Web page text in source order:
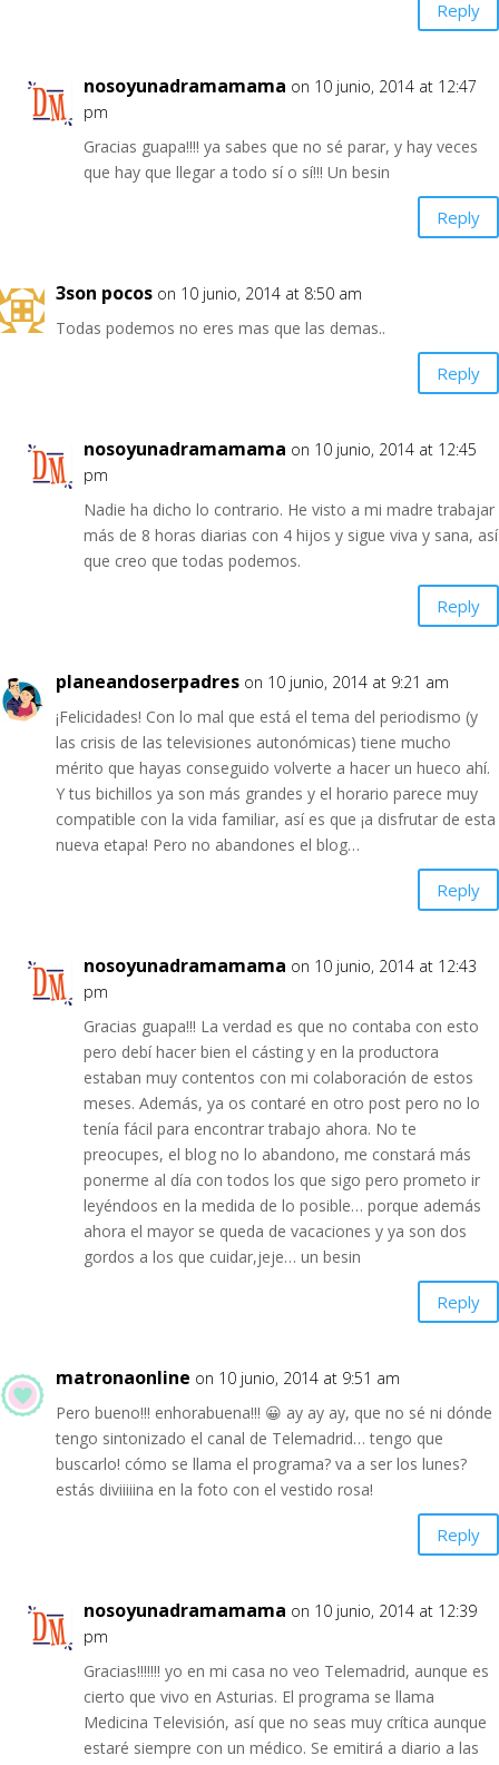
Reply
nosoyunadramamama on 10 junio, 2014 at 12:47
pm
Gracias guapa!!!! ya sabes que no sé parar, y hay veces
que hay que llegar a todo sí o sí!!! Un besin
Reply
3son pocos on 10 junio, 2014 at 8:50 am
Todas podemos no eres mas que las demas..
Reply
nosoyunadramamama on 10 junio, 2014 at 12:45
pm
Nadie ha dicho lo contrario. He visto a mi madre trabajar
más de 8 horas diarias con 4 hijos y sigue viva y sana, así
que creo que todas podemos.
Reply
planeandoserpadres on 10 junio, 2014 at 9:21 am
¡Felicidades! Con lo mal que está el tema del periodismo (y
las crisis de las televisiones autonómicas) tiene mucho
mérito que hayas conseguido volverte a hacer un hueco ahí.
Y tus bichillos ya son más grandes y el horario parece muy
compatible con la vida familiar, así es que ¡a disfrutar de esta
nueva etapa! Pero no abandones el blog…
Reply
nosoyunadramamama on 10 junio, 2014 at 12:43
pm
Gracias guapa!!! La verdad es que no contaba con esto
pero debí hacer bien el cásting y en la productora
estaban muy contentos con mi colaboración de estos
meses. Además, ya os contaré en otro post pero no lo
tenía fácil para encontrar trabajo ahora. No te
preocupes, el blog no lo abandono, me constará más
ponerme al día con todos los que sigo pero prometo ir
leyéndoos en la medida de lo posible… porque además
ahora el mayor se queda de vacaciones y ya son dos
gordos a los que cuidar,jeje… un besin
Reply
matronaonline on 10 junio, 2014 at 9:51 am
Pero bueno!!! enhorabuena!!! 😀 ay ay ay, que no sé ni dónde
tengo sintonizado el canal de Telemadrid… tengo que
buscarlo! cómo se llama el programa? va a ser los lunes?
estás diviiiiina en la foto con el vestido rosa!
Reply
nosoyunadramamama on 10 junio, 2014 at 12:39
pm
Gracias!!!!!!! yo en mi casa no veo Telemadrid, aunque es
cierto que vivo en Asturias. El programa se llama
Medicina Televisión, así que no seas muy crítica aunque
estaré siempre con un médico. Se emitirá a diario a las